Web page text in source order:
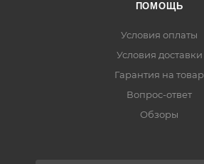
ПОМОЩЬ
Условия оплаты
Условия доставки
Гарантия на товар
Вопрос-ответ
Обзоры